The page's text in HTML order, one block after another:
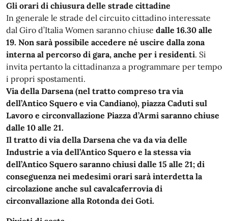
Gli orari di chiusura delle strade cittadine
In generale le strade del circuito cittadino interessate
dal Giro d’Italia Women saranno chiuse dalle 16.30 alle
19. Non sarà possibile accedere né uscire dalla zona
interna al percorso di gara, anche per i residenti. Si
invita pertanto la cittadinanza a programmare per tempo
i propri spostamenti.
Via della Darsena (nel tratto compreso tra via
dell’Antico Squero e via Candiano), piazza Caduti sul
Lavoro e circonvallazione Piazza d’Armi saranno chiuse
dalle 10 alle 21.
Il tratto di via della Darsena che va da via delle
Industrie a via dell’Antico Squero e la stessa via
dell’Antico Squero saranno chiusi dalle 15 alle 21; di
conseguenza nei medesimi orari sarà interdetta la
circolazione anche sul cavalcaferrovia di
circonvallazione alla Rotonda dei Goti.